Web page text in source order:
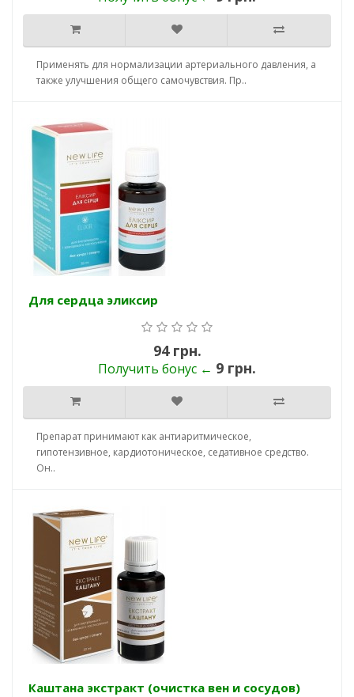
Применять для нормализации артериального давления, а
также улучшения общего самочувствия. Пр..
Для сердца эликсир
94 грн.
Получить бонус ← 9 грн.
Препарат принимают как антиаритмическое,
гипотензивное, кардиотоническое, седативное средство.
Он..
Каштана экстракт (очистка вен и сосудов)